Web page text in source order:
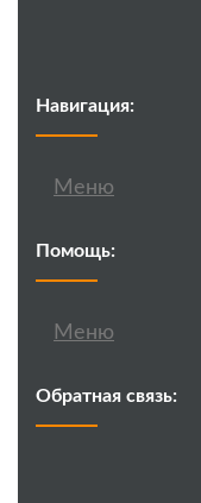
Навигация:
Меню
Помощь:
Меню
Обратная связь: